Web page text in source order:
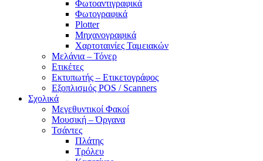
Φωτοαντιγραφικά
Φωτογραφικά
Plotter
Μηχανογραφικά
Χαρτοταινίες Ταμειακών
Μελάνια – Τόνερ
Ετικέτες
Εκτυπωτής – Ετικετογράφος
Εξοπλισμός POS / Scanners
Σχολικά
Μεγεθυντικοί Φακοί
Μουσική – Όργανα
Τσάντες
Πλάτης
Τρόλευ